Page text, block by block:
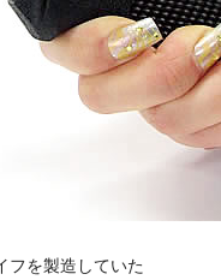
フを製造していた